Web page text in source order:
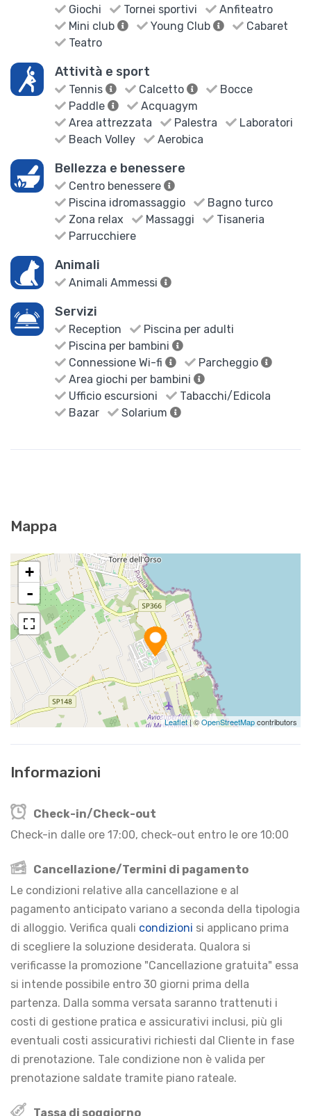
Giochi
Tornei sportivi
Anfiteatro
Mini club
Young Club
Cabaret
Teatro
Attività e sport
Tennis Calcetto
Bocce
Paddle
Acquagym
Area attrezzata
Palestra
Laboratori
Beach Volley
Aerobica
Bellezza e benessere
Centro benessere
Piscina idromassaggio
Bagno turco
Zona relax
Massaggi
Tisaneria
Parrucchiere
Animali
Animali Ammessi
Servizi
Reception
Piscina per adulti
Piscina per bambini
Connessione Wi-fi
Parcheggio
Area giochi per bambini
Ufficio escursioni
Tabacchi/Edicola
Bazar
Solarium
Mappa
+
-
Leaflet| ©OpenStreetMapcontributors
Informazioni
Check-in/Check-out
Check-in dalle ore 17:00, check-out entro le ore 10:00
Cancellazione/Termini di pagamento
Le condizioni relative alla cancellazione e al
pagamento anticipato variano a seconda della tipologia
di alloggio. Verifica quali condizioni si applicano prima
di scegliere la soluzione desiderata. Qualora si
verificasse la promozione "Cancellazione gratuita" essa
si intende possibile entro 30 giorni prima della
partenza. Dalla somma versata saranno trattenuti i
costi di gestione pratica e assicurativi inclusi, più gli
eventuali costi assicurativi richiesti dal Cliente in fase
di prenotazione. Tale condizione non è valida per
prenotazione saldate tramite piano rateale.
Tassa di soggiorno